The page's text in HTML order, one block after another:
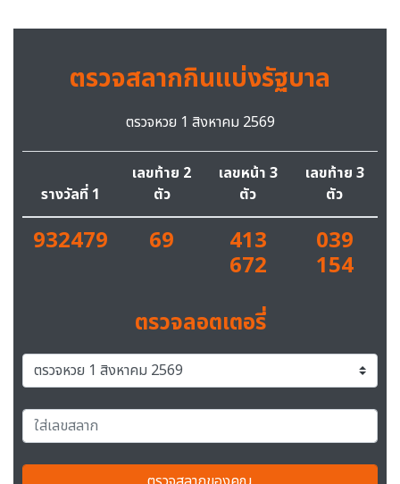
ตรวจสลากกินแบ่งรัฐบาล
ตรวจหวย 1 สิงหาคม 2569
รางวัลที่ 1
เลขท้าย 2
ตัว
เลขหน้า 3
ตัว
เลขท้าย 3
ตัว
932479 69 413
672
039
154
ตรวจลอตเตอรี่